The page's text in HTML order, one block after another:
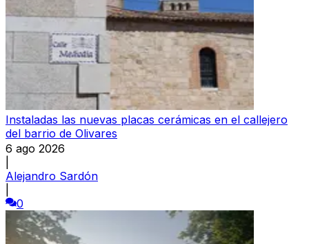
Instaladas las nuevas placas cerámicas en el callejero
del barrio de Olivares
6 ago 2026
Alejandro Sardón
0